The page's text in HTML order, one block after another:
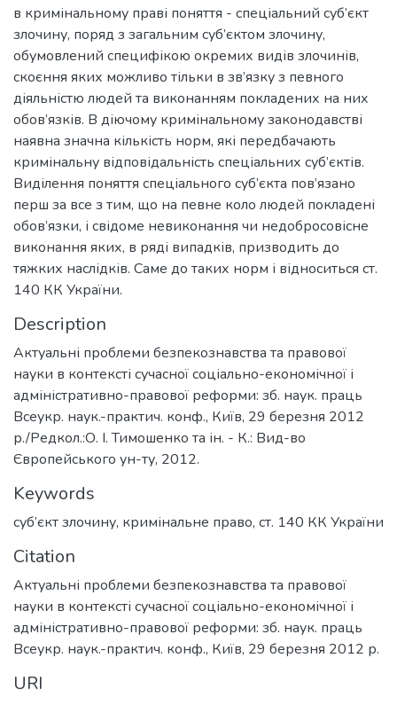
в кримінальному праві поняття - спеціальний суб’єкт
злочину, поряд з загальним суб’єктом злочину,
обумовлений специфікою окремих видів злочинів,
скоєння яких можливо тільки в зв’язку з певного
діяльністю людей та виконанням покладених на них
обов’язків. В діючому кримінальному законодавстві
наявна значна кількість норм, які передбачають
кримінальну відповідальність спеціальних суб’єктів.
Виділення поняття спеціального суб’єкта пов’язано
перш за все з тим, що на певне коло людей покладені
обов’язки, і свідоме невиконання чи недобросовісне
виконання яких, в ряді випадків, призводить до
тяжких наслідків. Саме до таких норм і відноситься ст.
140 КК України.
Description
Актуальні проблеми безпекознавства та правової
науки в контексті сучасної соціально-економічної і
адміністративно-правової реформи: зб. наук. праць
Всеукр. наук.-практич. конф., Київ, 29 березня 2012
р./Редкол.:О. І. Тимошенко та ін. - К.: Вид-во
Європейського ун-ту, 2012.
Keywords
суб’єкт злочину, кримінальне право, ст. 140 КК України
Citation
Актуальні проблеми безпекознавства та правової
науки в контексті сучасної соціально-економічної і
адміністративно-правової реформи: зб. наук. праць
Всеукр. наук.-практич. конф., Київ, 29 березня 2012 р.
URI